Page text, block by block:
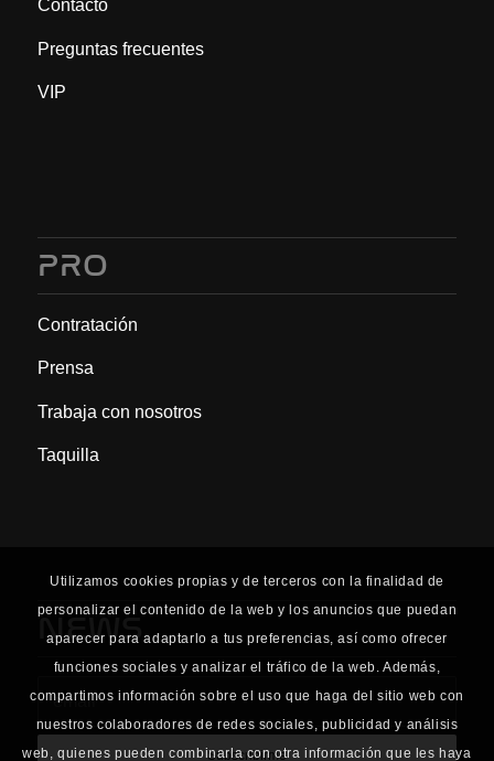
Contacto
Preguntas frecuentes
VIP
PRO
Contratación
Prensa
Trabaja con nosotros
Taquilla
NEWS
Utilizamos cookies propias y de terceros con la finalidad de
personalizar el contenido de la web y los anuncios que puedan
aparecer para adaptarlo a tus preferencias, así como ofrecer
funciones sociales y analizar el tráfico de la web. Además,
compartimos información sobre el uso que haga del sitio web con
nuestros colaboradores de redes sociales, publicidad y análisis
web, quienes pueden combinarla con otra información que les haya